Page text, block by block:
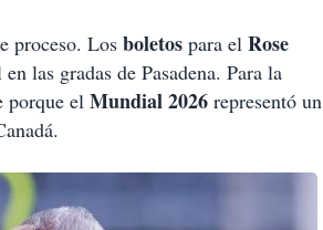
proceso. Los boletos para el Rose
las gradas de Pasadena. Para la
porque el Mundial 2026 representó un